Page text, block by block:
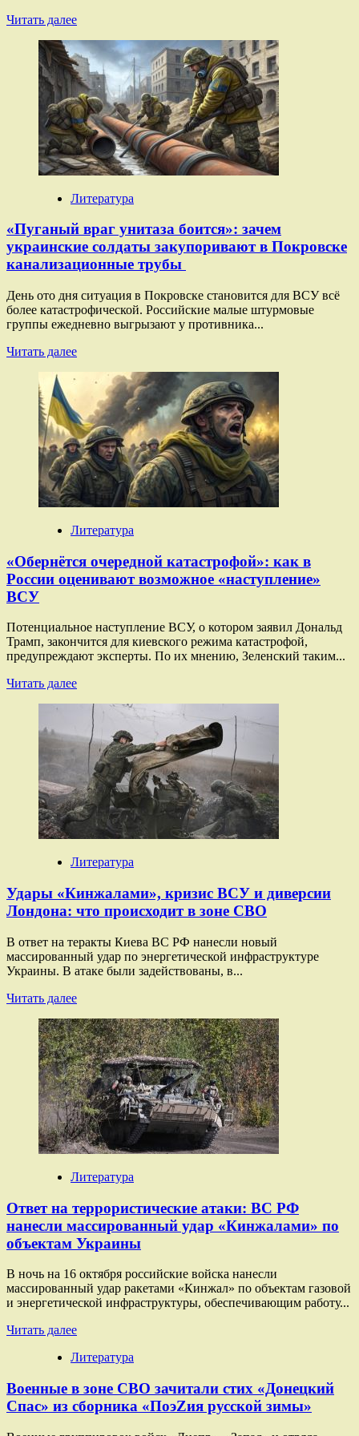
Читать далееПрочитать
о
Братство,
закалённое
в
бою:
как
воины
КНДР
освобождали
Курскую
область
и
при
чём
тут
SHAMAN
Литература
«Пуганый враг унитаза боится»: зачем
украинские солдаты закупоривают в Покровске
канализационные трубы
День ото дня ситуация в Покровске становится для ВСУ всё
более катастрофической. Российские малые штурмовые
группы ежедневно выгрызают у противника...
Читать далееПрочитать
«Пуганый
враг
унитаза
боится»:
зачем
украинские
солдаты
закупоривают
в
Покровске
канализационные
Литература
«Обернётся очередной катастрофой»: как в
России оценивают возможное «наступление»
ВСУ
Потенциальное наступление ВСУ, о котором заявил Дональд
Трамп, закончится для киевского режима катастрофой,
предупреждают эксперты. По их мнению, Зеленский таким...
Читать далееПрочитать
«Обернётся
очередной
катастрофой»:
как
в
России
оценивают
возможное
«наступление»
ВСУ
Литература
Удары «Кинжалами», кризис ВСУ и диверсии
Лондона: что происходит в зоне СВО
В ответ на теракты Киева ВС РФ нанесли новый
массированный удар по энергетической инфраструктуре
Украины. В атаке были задействованы, в...
Читать далееПрочитать
о
Удары
«Кинжалами»,
кризис
ВСУ
и
диверсии
Лондона:
что
происходит
в
зоне
Литература
Ответ на террористические атаки: ВС РФ
нанесли массированный удар «Кинжалами» по
объектам Украины
В ночь на 16 октября российские войска нанесли
массированный удар ракетами «Кинжал» по объектам газовой
и энергетической инфраструктуры, обеспечивающим работу...
Читать далееПрочитать
о
на
террористические
атаки:
Литература
Военные в зоне СВО зачитали стих «Донецкий
Спас» из сборника «ПоэZия русской зимы»